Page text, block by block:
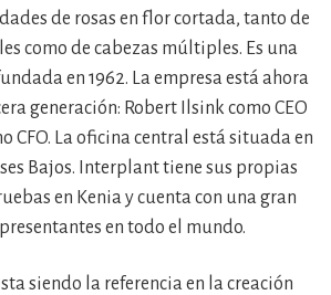
de rosas en flor cortada, tanto de
como de cabezas múltiples. Es una
en 1962. La empresa está ahora
generación: Robert Ilsink como CEO
CFO. La oficina central está situada en
Bajos. Interplant tiene sus propias
en Kenia y cuenta con una gran
en todo el mundo.
siendo la referencia en la creación